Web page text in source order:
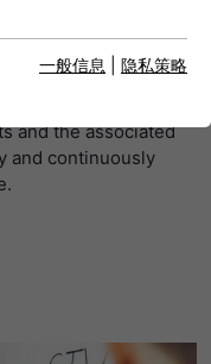
the E/E system
mobile machines.
entire life cycle of
phases, we offer our
and the associated
and continuously
网站正常运行。
站。这为我们提供了
一般信息 隐私策略